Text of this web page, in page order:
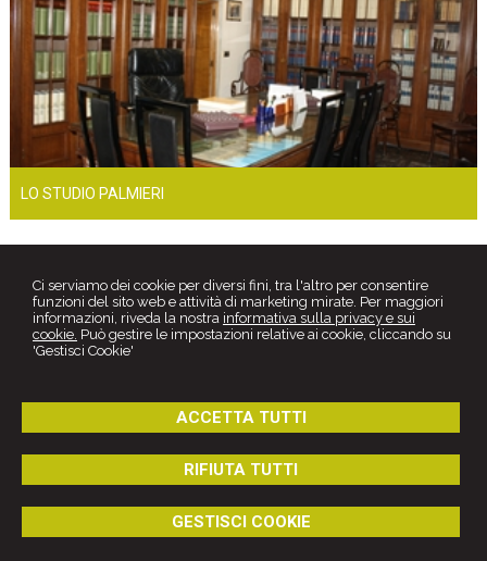
Ci serviamo dei cookie per diversi fini, tra l'altro per consentire
funzioni del sito web e attività di marketing mirate. Per maggiori
informazioni, riveda la nostra informativa sulla privacy e sui
cookie. Può gestire le impostazioni relative ai cookie, cliccando su
'Gestisci Cookie'
ACCETTA TUTTI
RIFIUTA TUTTI
GESTISCI COOKIE
LO STUDIO PALMIERI
Avv. Sabino Palmieri
Tel.0883661546
© 2026 Copyright Studio Palmieri. Tutti i diritti riservati | P.IVA
04296020722 |Gestisci Cookie-Sitemap-Privacy-Cookie policy-